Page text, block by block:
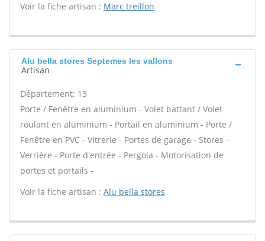
Voir la fiche artisan : Marc treillon
Alu bella stores Septemes les vallons
Artisan
Département: 13
Porte / Fenêtre en aluminium - Volet battant / Volet
roulant en aluminium - Portail en aluminium - Porte /
Fenêtre en PVC - Vitrerie - Portes de garage - Stores -
Verrière - Porte d'entrée - Pergola - Motorisation de
portes et portails -
Voir la fiche artisan : Alu bella stores